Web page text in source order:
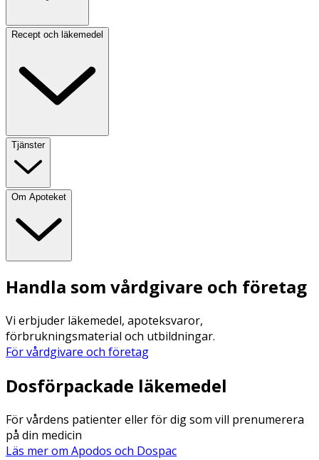
Recept och läkemedel
Tjänster
Om Apoteket
Handla som vårdgivare och företag
Vi erbjuder läkemedel, apoteksvaror,
förbrukningsmaterial och utbildningar.
För vårdgivare och företag
Dosförpackade läkemedel
För vårdens patienter eller för dig som vill prenumerera
på din medicin
Läs mer om Apodos och Dospac